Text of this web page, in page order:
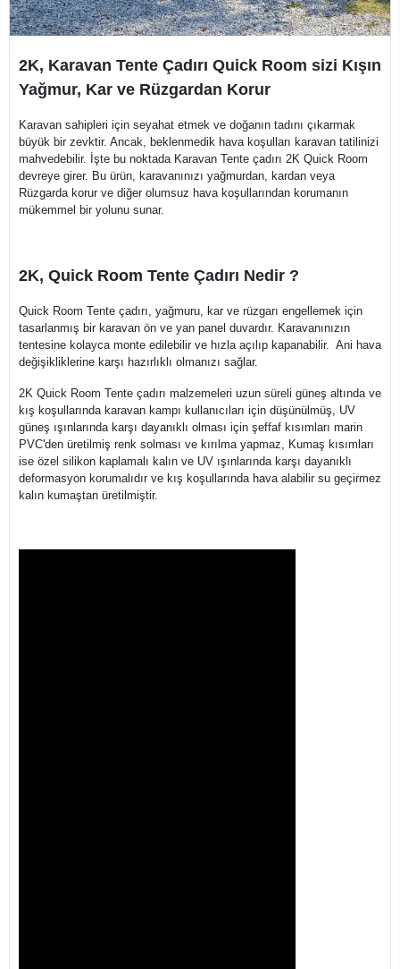
2K, Karavan Tente Çadırı Quick Room sizi Kışın
Yağmur, Kar ve Rüzgardan Korur
Karavan sahipleri için seyahat etmek ve doğanın tadını çıkarmak
büyük bir zevktir. Ancak, beklenmedik hava koşulları karavan tatilinizi
mahvedebilir. İşte bu noktada Karavan Tente çadırı 2K Quick Room
devreye girer. Bu ürün, karavanınızı yağmurdan, kardan veya
Rüzgarda korur ve diğer olumsuz hava koşullarından korumanın
mükemmel bir yolunu sunar.
2K, Quick Room Tente Çadırı Nedir ?
Quick Room Tente çadırı, yağmuru, kar ve rüzgarı engellemek için
tasarlanmış bir karavan ön ve yan panel duvardır. Karavanınızın
tentesine kolayca monte edilebilir ve hızla açılıp kapanabilir. Ani hava
değişikliklerine karşı hazırlıklı olmanızı sağlar.
2K Quick Room Tente çadırı malzemeleri uzun süreli güneş altında ve
kış koşullarında karavan kampı kullanıcıları için düşünülmüş, UV
güneş ışınlarında karşı dayanıklı olması için şeffaf kısımları marin
PVC'den üretilmiş renk solması ve kırılma yapmaz, Kumaş kısımları
ise özel silikon kaplamalı kalın ve UV ışınlarında karşı dayanıklı
deformasyon korumalıdır ve kış koşullarında hava alabilir su geçirmez
kalın kumaştan üretilmiştir.